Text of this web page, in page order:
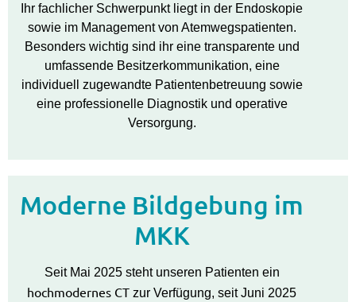
Ihr fachlicher Schwerpunkt liegt in der Endoskopie
sowie im Management von Atemwegspatienten.
Besonders wichtig sind ihr eine transparente und
umfassende Besitzerkommunikation, eine
individuell zugewandte Patientenbetreuung sowie
eine professionelle Diagnostik und operative
Versorgung.
Moderne Bildgebung im
MKK
Seit Mai 2025 steht unseren Patienten ein
hochmodernes CT zur Verfügung, seit Juni 2025